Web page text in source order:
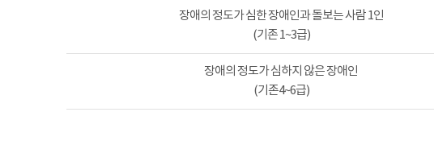
장애의 정도가 심한 장애인과 돌보는 사람 1인
(기존 1~3급)
장애의 정도가 심하지 않은 장애인
(기존4~6급)